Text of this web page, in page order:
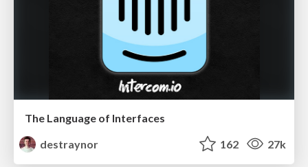
The Language of Interfaces
destraynor
162 27k